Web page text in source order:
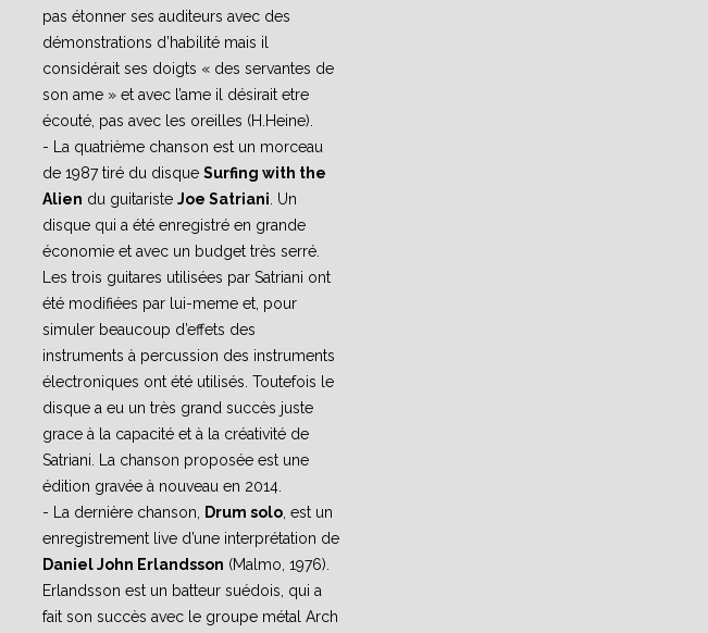
pas étonner ses auditeurs avec des
démonstrations d’habilité mais il
considérait ses doigts « des servantes de
son ame » et avec l’ame il désirait etre
écouté, pas avec les oreilles (H.Heine).
- La quatrième chanson est un morceau
de 1987 tiré du disque Surfing with the
Alien du guitariste Joe Satriani . Un
disque qui a été enregistré en grande
économie et avec un budget très serré.
Les trois guitares utilisées par Satriani ont
été modifiées par lui-meme et, pour
simuler beaucoup d’effets des
instruments à percussion des instruments
électroniques ont été utilisés. Toutefois le
disque a eu un très grand succès juste
grace à la capacité et à la créativité de
Satriani. La chanson proposée est une
édition gravée à nouveau en 2014.
- La dernière chanson,
Drum solo , est un
enregistrement live d’une interprétation de
Daniel John Erlandsson (Malmo, 1976).
Erlandsson est un batteur suédois, qui a
fait son succès avec le groupe métal Arch